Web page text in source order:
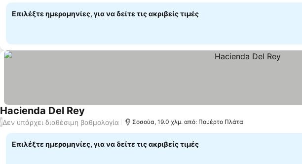
Επιλέξτε ημερομηνίες, για να δείτε τις ακριβείς τιμές
Hacienda Del Rey Εμφάνιση τιμών
/Δεν υπάρχει διαθέσιμη βαθμολογία Σοσούα, 19.0 χλμ. από: Πουέρτο Πλάτα
Επιλέξτε ημερομηνίες, για να δείτε τις ακριβείς τιμές